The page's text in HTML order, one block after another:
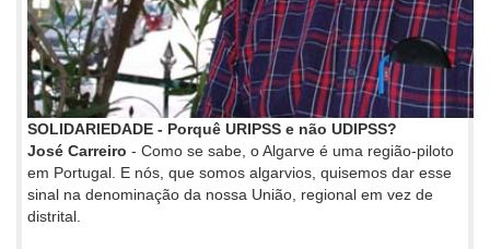
SOLIDARIEDADE - Porquê URIPSS e não UDIPSS?
José Carreiro - Como se sabe, o Algarve é uma região-piloto
em Portugal. E nós, que somos algarvios, quisemos dar esse
sinal na denominação da nossa União, regional em vez de
distrital.